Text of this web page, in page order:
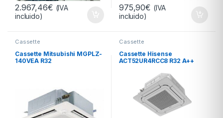
2.967,46€ (IVA
incluido)
975,90€ (IVA
incluido)
Cassette
Cassette Mitsubishi MGPLZ-
140VEA R32
Cassette
Cassette Hisense
ACT52UR4RCC8 R32 A++